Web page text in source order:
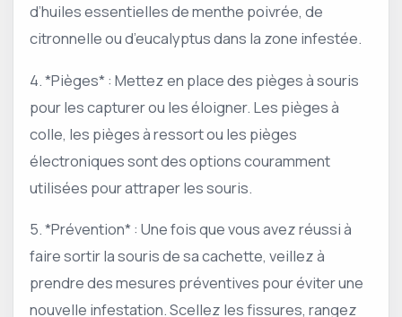
d’huiles essentielles de menthe poivrée, de
citronnelle ou d’eucalyptus dans la zone infestée.
4. *Pièges* : Mettez en place des pièges à souris
pour les capturer ou les éloigner. Les pièges à
colle, les pièges à ressort ou les pièges
électroniques sont des options couramment
utilisées pour attraper les souris.
5. *Prévention* : Une fois que vous avez réussi à
faire sortir la souris de sa cachette, veillez à
prendre des mesures préventives pour éviter une
nouvelle infestation. Scellez les fissures, rangez